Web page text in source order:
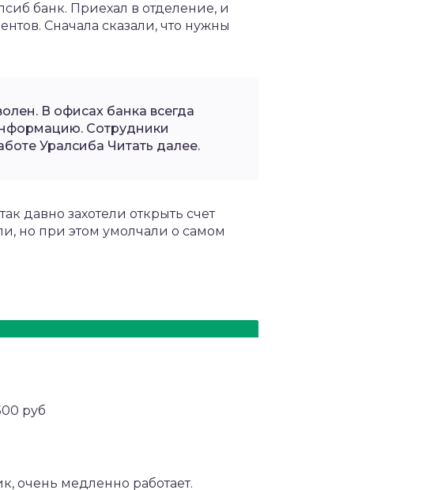
банк. Приехал в отделение, и
Сначала сказали, что нужны
В офисах банка всегда
Сотрудники
Уралсиба Читать далее.
давно захотели открыть счет
но при этом умолчали о самом
руб
очень медленно работает.